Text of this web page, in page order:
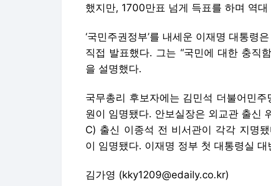
했지만, 1700만표 넘게 득표를 하며 역
‘국민주권정부’를 내세운 이재명 대통령
직접 발표했다. 그는 “국민에 대한 충직
을 설명했다.
국무총리 후보자에는 김민석 더불어민
원이 임명됐다. 안보실장은 외교관 출신
C) 출신 이종석 전 비서관이 각각 지명
이 임명됐다. 이재명 정부 첫 대통령실
김가영 (kky1209@edaily.co.kr)